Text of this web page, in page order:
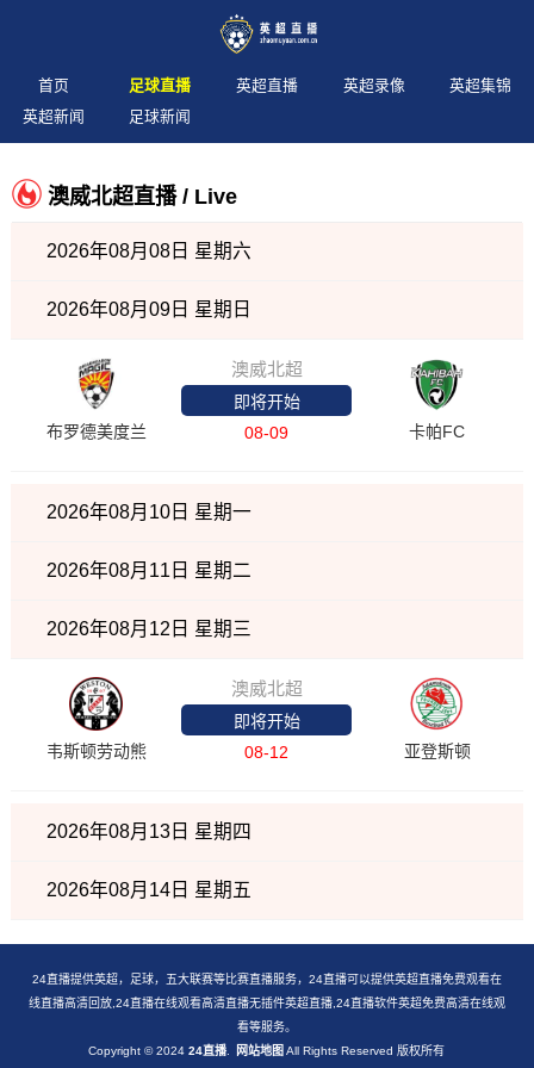
首页 足球直播 英超直播 英超录像
英超集锦
英超新闻
足球新闻
澳威北超直播 / Live
2026年08月08日 星期六
2026年08月09日 星期日
布罗德美度兰
澳威北超
即将开始
08-09
卡帕FC
2026年08月10日 星期一
2026年08月11日 星期二
2026年08月12日 星期三
韦斯顿劳动熊
澳威北超
即将开始
08-12
亚登斯顿
2026年08月13日 星期四
2026年08月14日 星期五
24直播提供英超，足球，五大联赛等比赛直播服务，24直播可以提供英超直播免费观看在
线直播高清回放,24直播在线观看高清直播无插件英超直播,24直播软件英超免费高清在线观
看等服务。
Copyright © 202424直播 网站地图 All Rights Reserved 版权所有